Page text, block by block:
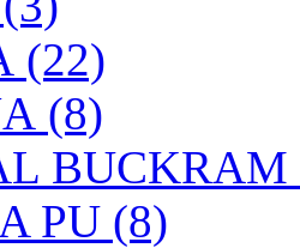
(22)
(8)
BUCKRAM
PU (8)